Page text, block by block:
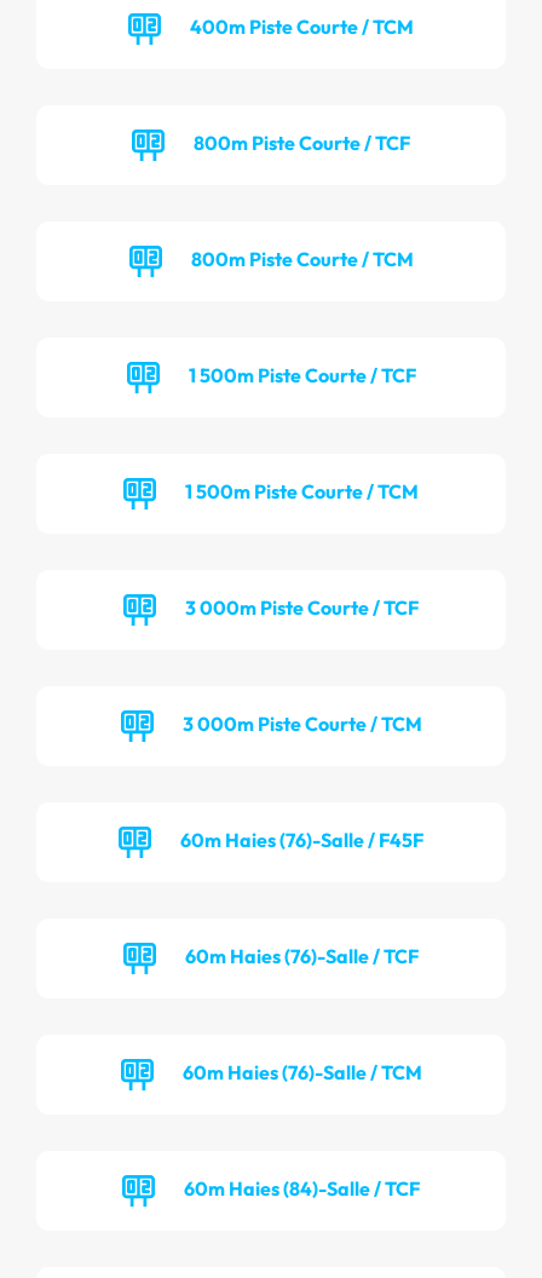
400m Piste Courte / TCM
800m Piste Courte / TCF
800m Piste Courte / TCM
1 500m Piste Courte / TCF
1 500m Piste Courte / TCM
3 000m Piste Courte / TCF
3 000m Piste Courte / TCM
60m Haies (76)-Salle / F45F
60m Haies (76)-Salle / TCF
60m Haies (76)-Salle / TCM
60m Haies (84)-Salle / TCF